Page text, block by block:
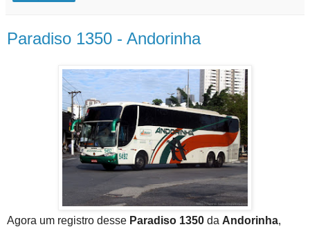
Paradiso 1350 - Andorinha
Agora um registro desse Paradiso 1350 da Andorinha,